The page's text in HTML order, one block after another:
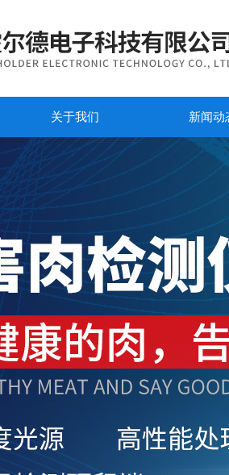
关于我们 新闻动